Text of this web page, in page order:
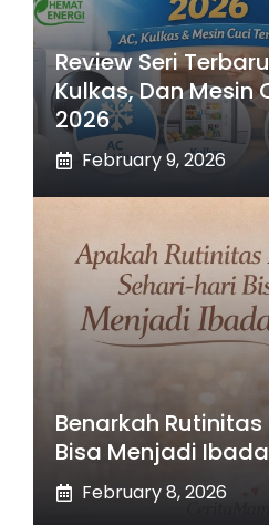
Review Seri
Kulkas, Dan Mesin
2026
February 9, 2026
Benarkah
Bisa Menjadi
February 8, 2026